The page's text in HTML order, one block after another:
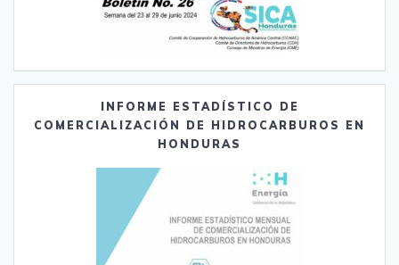
INFORME ESTADÍSTICO DE
COMERCIALIZACIÓN DE HIDROCARBUROS EN
HONDURAS